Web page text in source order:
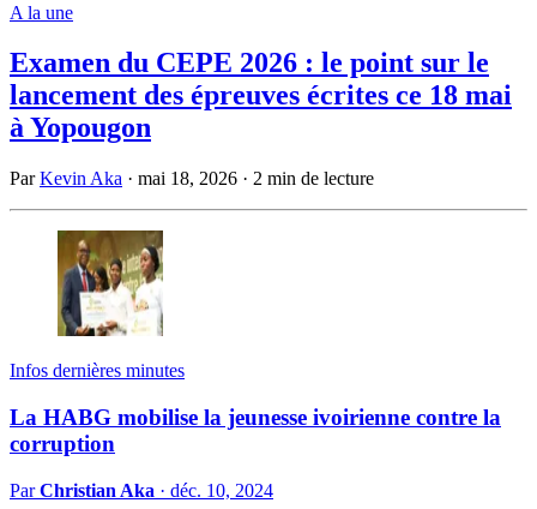
A la une
Examen du CEPE 2026 : le point sur le
lancement des épreuves écrites ce 18 mai
à Yopougon
ParKevin Aka · mai 18, 2026 · 2 min de lecture
Infos dernières minutes
La HABG mobilise la jeunesse ivoirienne contre la
corruption
ParChristian Aka · déc. 10, 2024